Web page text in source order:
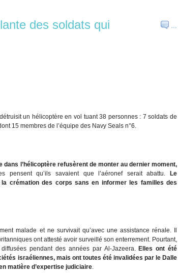
…
des soldats qui
un hélicoptère en vol tuant 38 personnes : 7 soldats de
15 membres de l’équipe des Navy Seals n°6.
l’hélicoptère refusèrent de monter au dernier moment,
pensent qu’ils savaient que l’aéronef serait abattu.Le
crémation des corps sans en informer les familles des
malade et ne survivait qu’avec une assistance rénale. Il
ont attesté avoir surveillé son enterrement. Pourtant,
pendant des années par Al-Jazeera.Elles ont été
israéliennes, mais ont toutes été invalidées par le Dalle
matière d’expertise judiciaire.